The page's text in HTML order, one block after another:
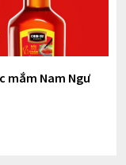
mắm Nam Ngư